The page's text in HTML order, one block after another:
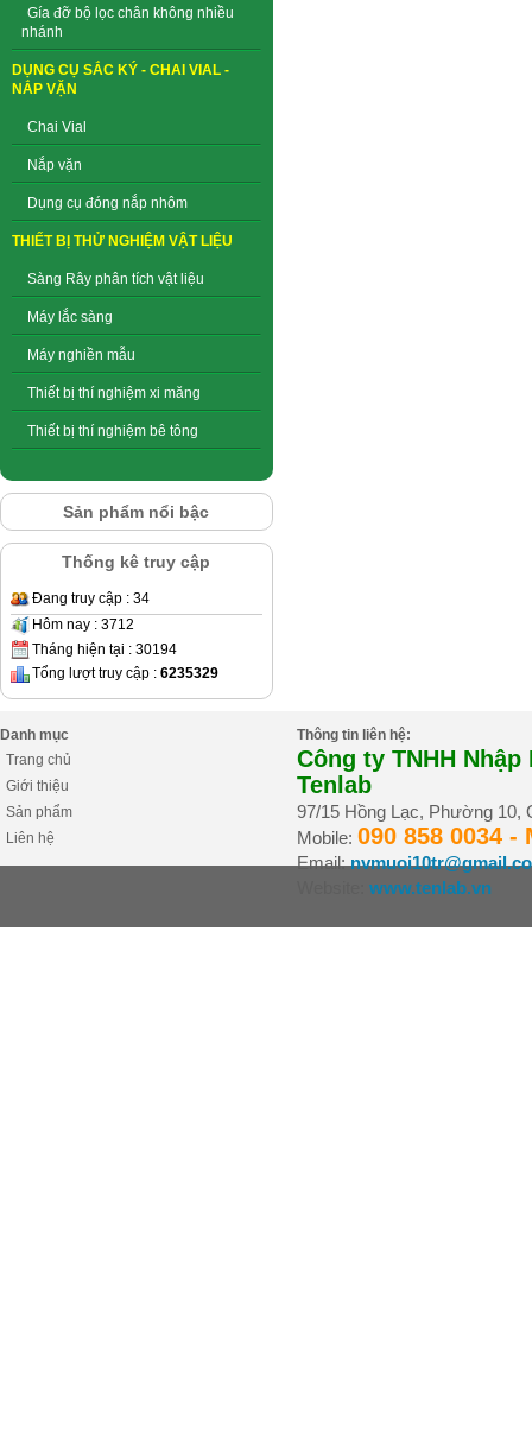
Gía đỡ bộ lọc chân không nhiều
nhánh
DỤNG CỤ SẮC KÝ - CHAI VIAL -
NẮP VẶN
Chai Vial
Nắp vặn
Dụng cụ đóng nắp nhôm
THIẾT BỊ THỬ NGHIỆM VẬT LIỆU
Sàng Rây phân tích vật liệu
Máy lắc sàng
Máy nghiền mẫu
Thiết bị thí nghiệm xi măng
Thiết bị thí nghiệm bê tông
Sản phẩm nổi bậc
Thống kê truy cập
Đang truy cập : 34
Hôm nay : 3712
Tháng hiện tại : 30194
Tổng lượt truy cập : 6235329
Danh mục
Trang chủ
Giới thiệu
Sản phẩm
Liên hệ
Thông tin liên hệ:
Công ty TNHH
Tenlab
97/15 Hồng Lạc, Phường 10,
Mobile: 090 858 0034 -
Email:
www.tenlab.vn